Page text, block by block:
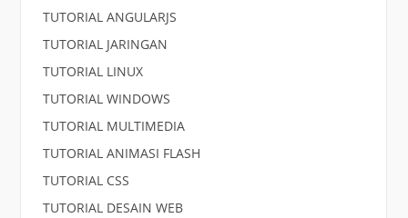
TUTORIAL ANGULARJS
TUTORIAL JARINGAN
TUTORIAL LINUX
TUTORIAL WINDOWS
TUTORIAL MULTIMEDIA
TUTORIAL ANIMASI FLASH
TUTORIAL CSS
TUTORIAL DESAIN WEB